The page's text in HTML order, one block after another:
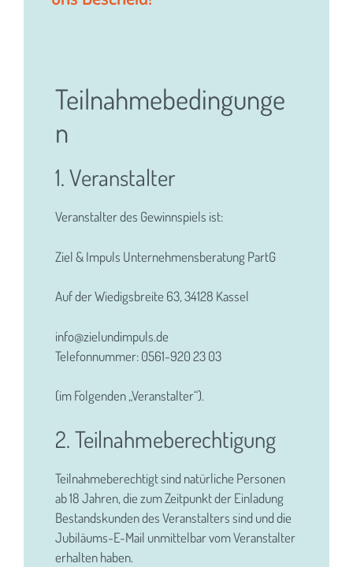
Teilnahmebedingunge
n
1. Veranstalter
Veranstalter des Gewinnspiels ist:
Ziel & Impuls Unternehmensberatung PartG
Auf der Wiedigsbreite 63, 34128 Kassel
info@zielundimpuls.de
Telefonnummer: 0561-920 23 03
(im Folgenden „Veranstalter“).
2. Teilnahmeberechtigung
Teilnahmeberechtigt sind natürliche Personen
ab 18 Jahren, die zum Zeitpunkt der Einladung
Bestandskunden des Veranstalters sind und die
Jubiläums-E-Mail unmittelbar vom Veranstalter
erhalten haben.